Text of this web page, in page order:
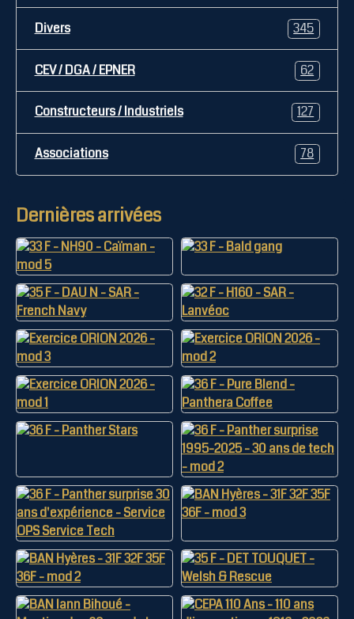
Divers 345
CEV / DGA / EPNER 62
Constructeurs / Industriels 127
Associations 78
Dernières arrivées